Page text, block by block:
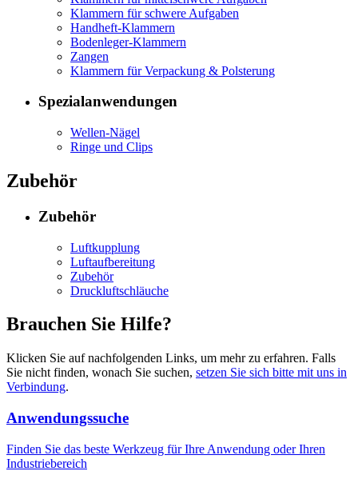
Klammern für schwere Aufgaben
Handheft-Klammern
Bodenleger-Klammern
Zangen
Klammern für Verpackung & Polsterung
Spezialanwendungen
Wellen-Nägel
Ringe und Clips
Zubehör
Zubehör
Luftkupplung
Luftaufbereitung
Zubehör
Druckluftschläuche
Brauchen Sie Hilfe?
Klicken Sie auf nachfolgenden Links, um mehr zu erfahren. Falls
Sie nicht finden, wonach Sie suchen, setzen Sie sich bitte mit uns in
Verbindung.
Anwendungssuche
Finden Sie das beste Werkzeug für Ihre Anwendung oder Ihren
Industriebereich